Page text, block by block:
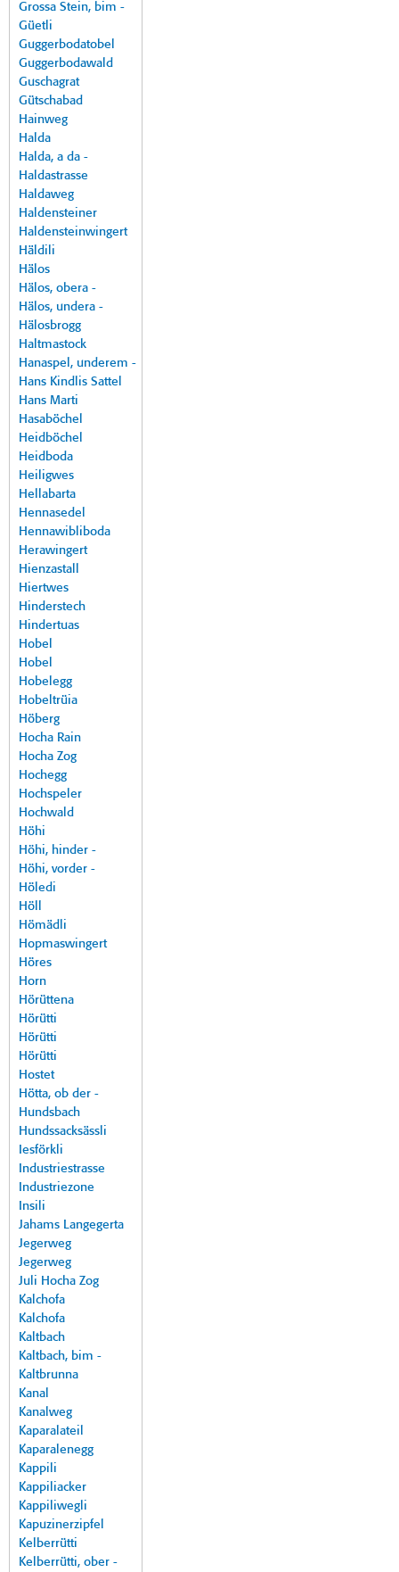
Grossa Stein, bim -
Güetli
Guggerbodatobel
Guggerbodawald
Guschagrat
Gütschabad
Hainweg
Halda
Halda, a da -
Haldastrasse
Haldaweg
Haldensteiner
Haldensteinwingert
Häldili
Hälos
Hälos, obera -
Hälos, undera -
Hälosbrogg
Haltmastock
Hanaspel, underem -
Hans Kindlis Sattel
Hans Marti
Hasaböchel
Heidböchel
Heidboda
Heiligwes
Hellabarta
Hennasedel
Hennawibliboda
Herawingert
Hienzastall
Hiertwes
Hinderstech
Hindertuas
Hobel
Hobel
Hobelegg
Hobeltrüia
Höberg
Hocha Rain
Hocha Zog
Hochegg
Hochspeler
Hochwald
Höhi
Höhi, hinder -
Höhi, vorder -
Höledi
Höll
Hömädli
Hopmaswingert
Höres
Horn
Hörüttena
Hörütti
Hörütti
Hörütti
Hostet
Hötta, ob der -
Hundsbach
Hundssacksässli
Iesförkli
Industriestrasse
Industriezone
Insili
Jahams Langegerta
Jegerweg
Jegerweg
Juli Hocha Zog
Kalchofa
Kalchofa
Kaltbach
Kaltbach, bim -
Kaltbrunna
Kanal
Kanalweg
Kaparalateil
Kaparalenegg
Kappili
Kappiliacker
Kappiliwegli
Kapuzinerzipfel
Kelberrütti
Kelberrütti, ober -